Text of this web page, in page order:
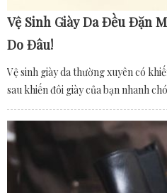
Vệ Sinh Giày Da Đều Đặn
Do Đâu!
Vệ sinh giày da thường xuyên có
sau khiến đôi giày của bạn nhanh